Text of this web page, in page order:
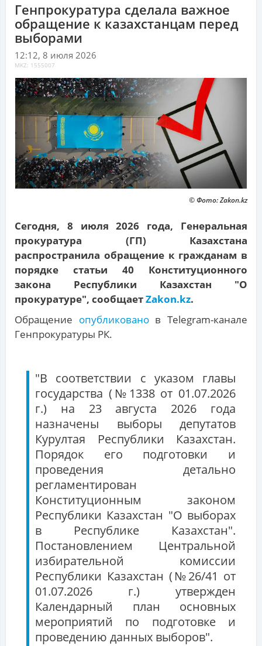
Генпрокуратура сделала важное
обращение к казахстанцам перед
выборами
12:12, 8 июля 2026
MKZ: 1555007
© Фото: Zakon.kz
Сегодня, 8 июля 2026 года, Генеральная
прокуратура (ГП) Казахстана
распространила обращение к гражданам в
порядке статьи 40 Конституционного
закона Республики Казахстан "О
прокуратуре", сообщаетZakon.kz.
Обращение опубликованов Telegram-канале
Генпрокуратуры РК.
"В соответствии с указом главы
государства (№1338 от 01.07.2026
г.) на 23 августа 2026 года
назначены выборы депутатов
Курултая Республики Казахстан.
Порядок его подготовки и
проведения детально
регламентирован
Конституционным законом
Республики Казахстан "О выборах
в Республике Казахстан".
Постановлением Центральной
избирательной комиссии
Республики Казахстан (№26/41 от
01.07.2026 г.) утвержден
Календарный план основных
мероприятий по подготовке и
проведению данных выборов".